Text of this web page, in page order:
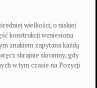
wielkości, o niskiej
konstrukcji wzniesiona
znakiem zapytana każdą
skrajnie skromny, gdy
w tym czasie na Pozycji